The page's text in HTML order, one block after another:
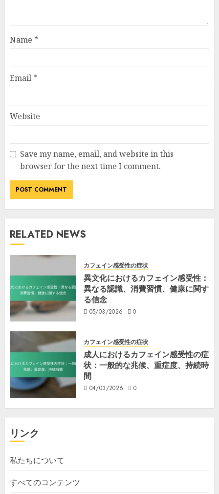
Name *
Email *
Website
Save my name, email, and website in this
browser for the next time I comment.
RELATED NEWS
カフェイン感受性の症状
異文化におけるカフェイン感受性：
異なる認識、消費習慣、健康に関す
る信念
05/03/2026 0
カフェイン感受性の症状
成人におけるカフェイン感受性の症
状：一般的な兆候、重症度、持続時
間
04/03/2026 0
リンク
私たちについて
すべてのコンテンツ